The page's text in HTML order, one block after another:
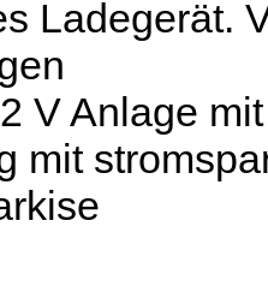
Ladegerät.
V Anlage
mit